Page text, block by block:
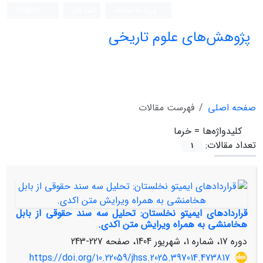
پژوهش‌های علوم تاریخی
صفحه اصلی
فهرست مقالات
کلیدواژه‌ها = خرما
تعداد مقالات:
1
قراردادهای ایمیتو نخلستان: تحلیل سه سند حقوقی از بابل
هخامنشی به همراه ویرایش متن اکدی.
دوره 17، شماره 1، شهریور 1404، صفحه
227-243
https://doi.org/10.22059/jhss.2025.397014.473817